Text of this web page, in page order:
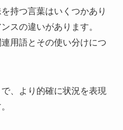
持つ言葉はいくつかあり
スの違いがあります。
用語とその使い分けにつ
、より的確に状況を表現